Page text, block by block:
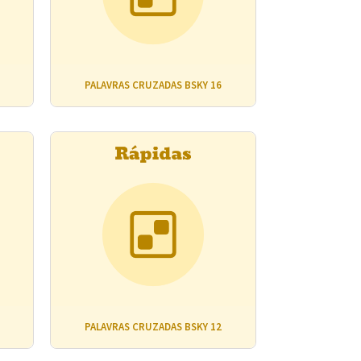
PALAVRAS CRUZADAS BSKY 16
PALAVRAS CRUZADAS BSKY 12